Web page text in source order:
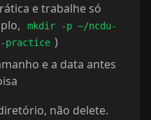
e trabalhe só
mkdir -p ~/ncdu-
practice )
e a data antes
não delete.